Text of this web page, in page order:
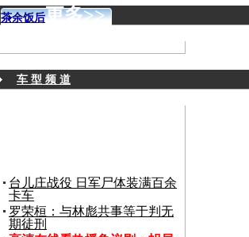
台儿庄战役 日军尸体装满百余
卡车
罗荣桓：与林彪共事等于判无
期徒刑
茶余饭后更多>>
车 型 频 道